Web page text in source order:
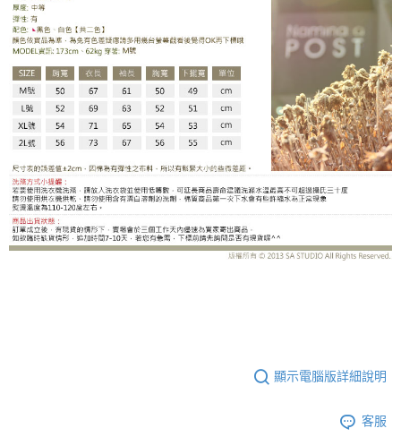
顯示電腦版詳細說明
客服